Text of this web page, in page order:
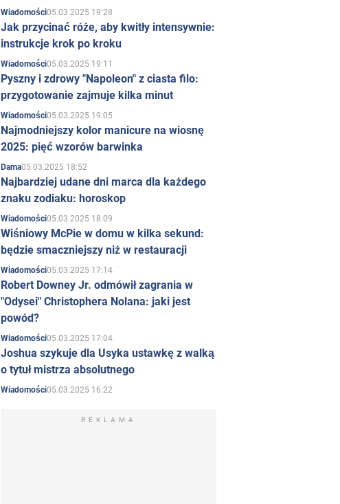
Wiadomości05.03.2025 19:28
Jak przycinać róże, aby kwitły intensywnie:
instrukcje krok po kroku
Wiadomości05.03.2025 19:11
Pyszny i zdrowy "Napoleon" z ciasta filo:
przygotowanie zajmuje kilka minut
Wiadomości05.03.2025 19:05
Najmodniejszy kolor manicure na wiosnę
2025: pięć wzorów barwinka
Dama05.03.2025 18:52
Najbardziej udane dni marca dla każdego
znaku zodiaku: horoskop
Wiadomości05.03.2025 18:09
Wiśniowy McPie w domu w kilka sekund:
będzie smaczniejszy niż w restauracji
Wiadomości05.03.2025 17:14
Robert Downey Jr. odmówił zagrania w
"Odysei" Christophera Nolana: jaki jest
powód?
Wiadomości05.03.2025 17:04
Joshua szykuje dla Usyka ustawkę z walką
o tytuł mistrza absolutnego
Wiadomości05.03.2025 16:22
REKLAMA